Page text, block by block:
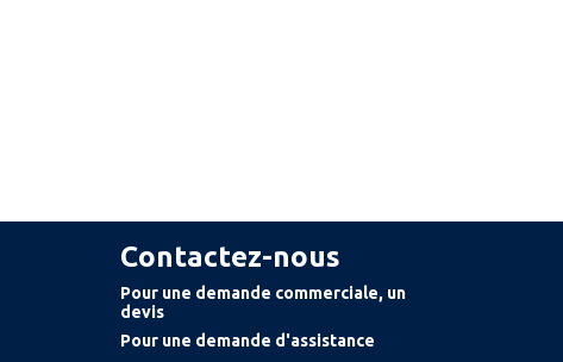
Contactez-nous
Pour une demande commerciale, un
devis
Pour une demande d'assistance